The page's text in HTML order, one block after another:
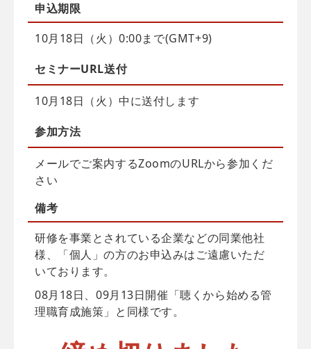
申込期限
10月18日（火）0:00まで(GMT+9)
セミナーURL送付
10月18日（火）中に送付します
参加方法
メールでご案内するZoomのURLから参加くだ
さい
備考
研修を事業とされている企業などの同業他社
様、「個人」の方のお申込みはご遠慮いただ
いております。
08月18日、09月13日開催「聴くから始める管
理職育成施策」と同様です。